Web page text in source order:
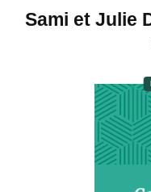
Sami et Julie